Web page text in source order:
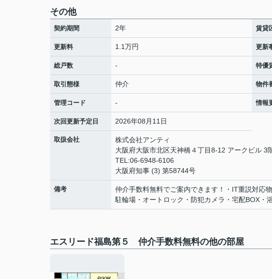
その他
契約期間 2年 賃貸
更新料 1.1万円 更新
総戸数 - 特優
取引態様 仲介 物件
管理コード - 情報
次回更新予定日 2026年08月11日
取扱会社
株式会社アンティ
大阪府大阪市北区天神橋４丁目8-12 アークビル 3
TEL:06-6948-6106
大阪府知事 (3) 第58744号
備考
仲介手数料無料でご案内できます！・IT重説対応
駐輪場・オートロック・防犯カメラ・宅配BOX・
エスリード福島第５ 仲介手数料無料の他の部屋